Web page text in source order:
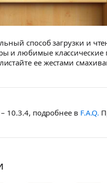
способ загрузки и
и любимые
ее жестами
10.3.4, подробнее в F.A.Q.